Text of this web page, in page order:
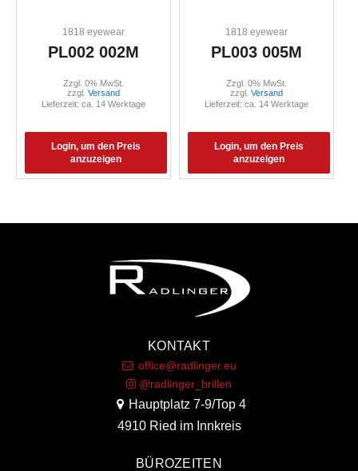
1818 eyewear
PL002 002M
Login, um den Preis
anzuzeigen
Zzgl. 0% MwSt.
zzgl. Versand
Lieferzeit: ca. 14 Werktage
1818 eyewear
PL003 005M
Login, um den Preis
anzuzeigen
Zzgl. 0% MwSt.
zzgl. Versand
Lieferzeit: ca. 14 Werktage
KONTAKT
office@radlinger.eu
@radlinger_brillen
Hauptplatz 7-9/Top 4
4910 Ried im Innkreis
BÜROZEITEN